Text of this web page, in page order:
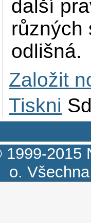
další
různých
odlišná.
Založit
Tiskni
1999-2015
o.